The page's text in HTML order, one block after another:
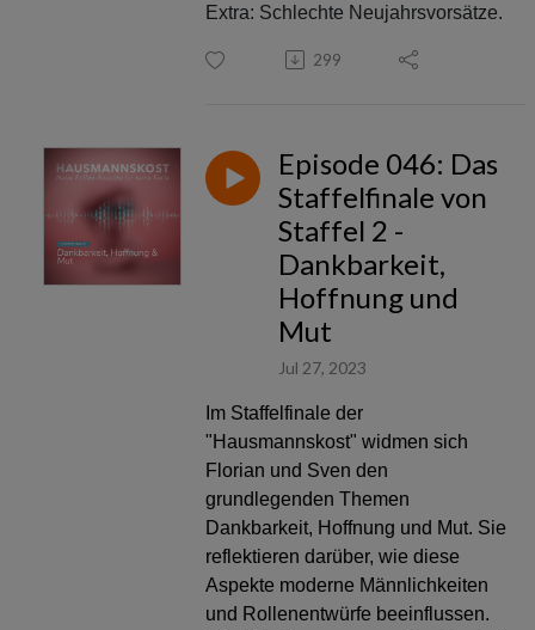
Extra: Schlechte Neujahrsvorsätze.
299
Episode 046: Das
Staffelfinale von
Staffel 2 -
Dankbarkeit,
Hoffnung und
Mut
Jul 27, 2023
Im Staffelfinale der
"Hausmannskost" widmen sich
Florian und Sven den
grundlegenden Themen
Dankbarkeit, Hoffnung und Mut. Sie
reflektieren darüber, wie diese
Aspekte moderne Männlichkeiten
und Rollenentwürfe beeinflussen.